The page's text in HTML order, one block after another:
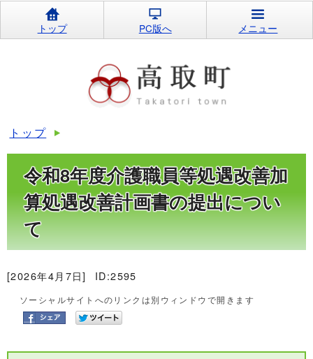
トップ PC版へ メニュー
トップ
令和8年度介護職員等処遇改善加
算処遇改善計画書の提出につい
て
[2026年4月7日] ID:2595
ソーシャルサイトへのリンクは別ウィンドウで開きます